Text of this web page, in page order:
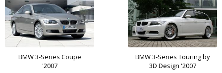
BMW 3-Series Coupe
'2007
BMW 3-Series Touring by
3D Design '2007